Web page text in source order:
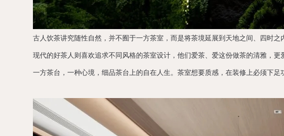
古人饮茶讲究随性自然，并不囿于一方茶室，而是将茶境延展到天地之间、四时之
现代的好茶人则喜欢追求不同风格的茶室设计，他们爱茶、爱这份做茶的清雅，更
一方茶台，一种心境，细品茶台上的自在人生。茶室想要质感，在装修上必须下